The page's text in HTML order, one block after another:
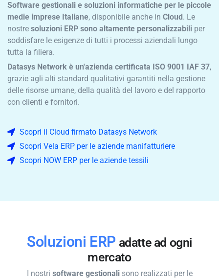
Software gestionali e soluzioni informatiche per le piccole
medie imprese Italiane, disponibile anche in Cloud. Le
nostre soluzioni ERP sono altamente personalizzabili per
soddisfare le esigenze di tutti i processi aziendali lungo
tutta la filiera.
Datasys Network è un'azienda certificata ISO 9001 IAF 37,
grazie agli alti standard qualitativi garantiti nella gestione
delle risorse umane, della qualità del lavoro e del rapporto
con clienti e fornitori.
Scopri il Cloud firmato Datasys Network
Scopri Vela ERP per le aziende manifatturiere
Scopri NOW ERP per le aziende tessili
Soluzioni ERP adatte ad ogni
mercato
I nostri software gestionalisono realizzati per le